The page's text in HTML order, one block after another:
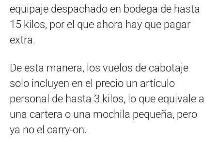
equipaje despachado en bodega de hasta
15 kilos, por el que ahora hay que pagar
extra.
De esta manera, los vuelos de cabotaje
solo incluyen en el precio un artículo
personal de hasta 3 kilos, lo que equivale a
una cartera o una mochila pequeña, pero
ya no el carry-on.